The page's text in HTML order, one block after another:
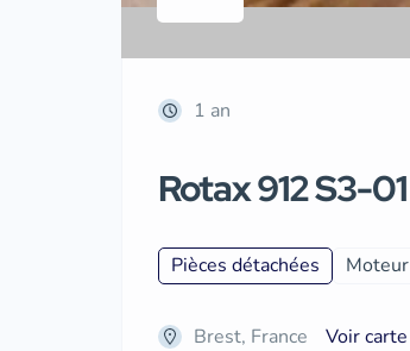
1 an
Rotax 912 S3-01
Pièces détachées Moteur
Brest, France Voir carte